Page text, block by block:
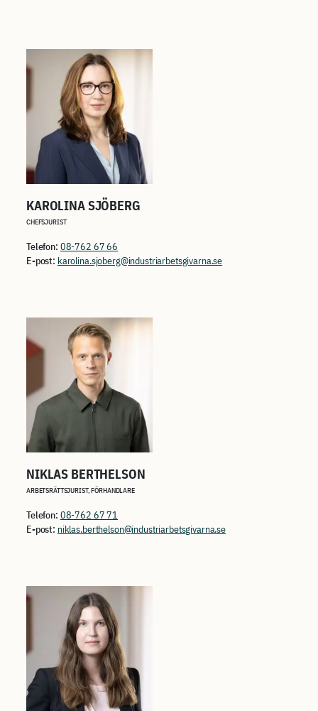
KAROLINA SJÖBERG
CHEFSJURIST
Telefon: 08-762 67 66
E-post: karolina.sjoberg@industriarbetsgivarna.se
NIKLAS BERTHELSON
ARBETSRÄTTSJURIST, FÖRHANDLARE
Telefon: 08-762 67 71
E-post: niklas.berthelson@industriarbetsgivarna.se